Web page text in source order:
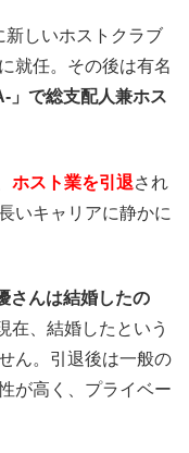
新しいホストクラブ
就任。その後は有名
」で総支配人兼ホス
ホスト業を引退され
いキャリアに静かに
さんは結婚したの
在、結婚したという
ん。引退後は一般の
が高く、プライベー